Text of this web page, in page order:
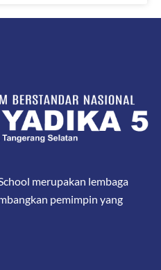
merupakan lembaga
pemimpin yang